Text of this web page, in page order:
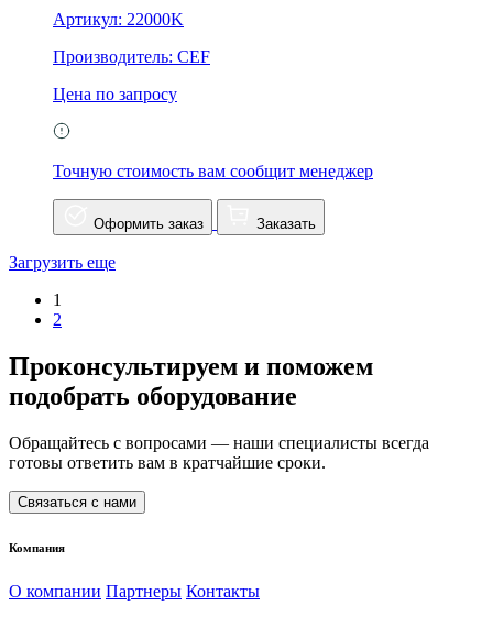
Артикул: 22000K
Производитель: CEF
Цена по запросу
Точную стоимость вам сообщит менеджер
Оформить заказ Заказать
Загрузить еще
1
2
Проконсультируем и поможем
подобрать оборудование
Обращайтесь с вопросами — наши специалисты всегда
готовы ответить вам в кратчайшие сроки.
Связаться с нами
Компания
О компании Партнеры Контакты